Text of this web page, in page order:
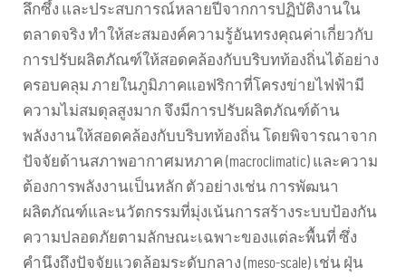
ลึกซึ้ง และประสบการณ์หลายปีจากการปฏิบัติงานใน
ตลาดจริง ทำให้สะสมองค์ความรู้อันทรงคุณค่าเกี่ยวกับ
การปรับผลิตภัณฑ์ให้สอดคล้องกับบริบทท้องถิ่นได้อย่าง
ครอบคลุม ภายในภูมิภาคแอฟริกาที่โครงข่ายไฟฟ้ามี
ความไม่สมดุลสูงมาก จึงมีการปรับผลิตภัณฑ์ด้าน
พลังงานให้สอดคล้องกับบริบทท้องถิ่น โดยพิจารณาจาก
ปัจจัยด้านสภาพอากาศมหภาค (macroclimatic) และความ
ต้องการพลังงานเป็นหลัก ตัวอย่างเช่น การพัฒนา
ผลิตภัณฑ์และนวัตกรรมที่มุ่งเน้นการสร้างระบบป้องกัน
ความปลอดภัยตามลักษณะเฉพาะของแต่ละพื้นที่ ซึ่ง
คำนึงถึงปัจจัยแวดล้อมระดับกลาง (meso-scale) เช่น ฝุ่น